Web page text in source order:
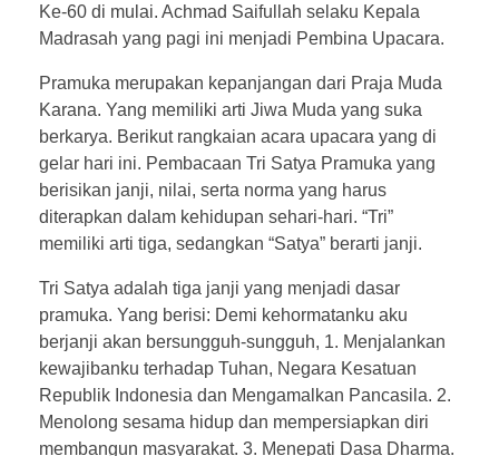
Ke-60 di mulai. Achmad Saifullah selaku Kepala
Madrasah yang pagi ini menjadi Pembina Upacara.
Pramuka merupakan kepanjangan dari Praja Muda
Karana. Yang memiliki arti Jiwa Muda yang suka
berkarya. Berikut rangkaian acara upacara yang di
gelar hari ini. Pembacaan Tri Satya Pramuka yang
berisikan janji, nilai, serta norma yang harus
diterapkan dalam kehidupan sehari-hari. “Tri”
memiliki arti tiga, sedangkan “Satya” berarti janji.
Tri Satya adalah tiga janji yang menjadi dasar
pramuka. Yang berisi: Demi kehormatanku aku
berjanji akan bersungguh-sungguh, 1. Menjalankan
kewajibanku terhadap Tuhan, Negara Kesatuan
Republik Indonesia dan Mengamalkan Pancasila. 2.
Menolong sesama hidup dan mempersiapkan diri
membangun masyarakat. 3. Menepati Dasa Dharma.